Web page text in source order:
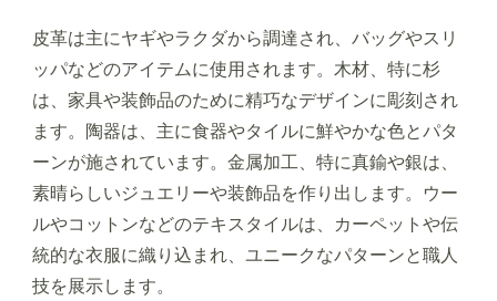
皮革は主にヤギやラクダから調達され、バッグやスリ
ッパなどのアイテムに使用されます。木材、特に杉
は、家具や装飾品のために精巧なデザインに彫刻され
ます。陶器は、主に食器やタイルに鮮やかな色とパタ
ーンが施されています。金属加工、特に真鍮や銀は、
素晴らしいジュエリーや装飾品を作り出します。ウー
ルやコットンなどのテキスタイルは、カーペットや伝
統的な衣服に織り込まれ、ユニークなパターンと職人
技を展示します。